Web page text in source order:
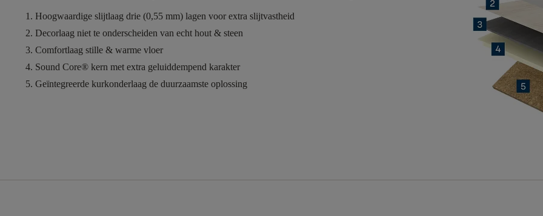
Hoogwaardige slijtlaag drie (0,55 mm) lagen voor extra slijtvastheid
Decorlaag niet te onderscheiden van echt hout & steen
Comfortlaag stille & warme vloer
Sound Core® kern met extra geluiddempend karakter
Geïntegreerde kurkonderlaag de duurzaamste oplossing